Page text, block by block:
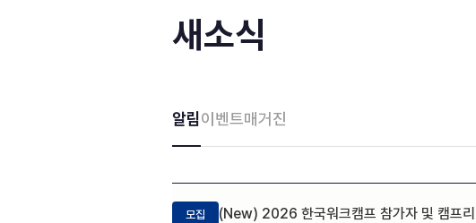
새소식
알림이벤트매거진
모집 (New) 2026 한국워크캠프 참가자 및 캠프리